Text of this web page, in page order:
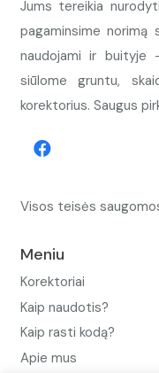
Jums tereikia
pagaminsime norimą
naudojami ir buityje
siūlome gruntu,
korektorius. Saugus
Visos teisės
Meniu
Korektoriai
Kaip naudotis?
Kaip rasti kodą?
Apie mus